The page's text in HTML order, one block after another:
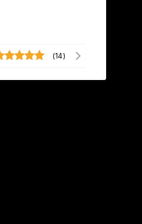
(14)